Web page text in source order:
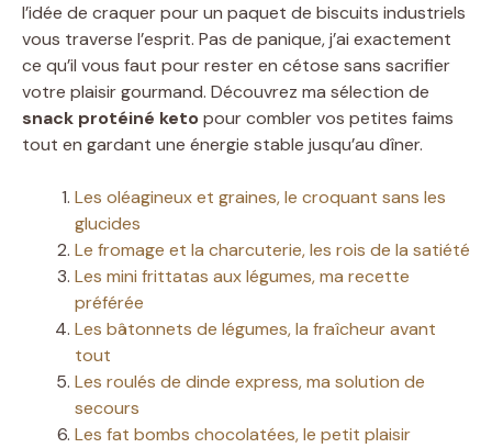
l’idée de craquer pour un paquet de biscuits industriels
vous traverse l’esprit. Pas de panique, j’ai exactement
ce qu’il vous faut pour rester en cétose sans sacrifier
votre plaisir gourmand. Découvrez ma sélection de
snack protéiné ketopour combler vos petites faims
tout en gardant une énergie stable jusqu’au dîner.
Les oléagineux et graines, le croquant sans les
glucides
Le fromage et la charcuterie, les rois de la satiété
Les mini frittatas aux légumes, ma recette
préférée
Les bâtonnets de légumes, la fraîcheur avant
tout
Les roulés de dinde express, ma solution de
secours
Les fat bombs chocolatées, le petit plaisir